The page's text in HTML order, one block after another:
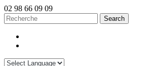
02 98 66 09 09